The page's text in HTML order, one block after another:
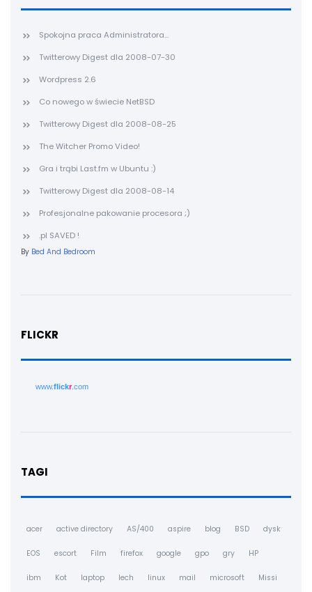
Spokojna praca Administratora...
Twitterowy Digest dla 2008-07-30
Wordpress 2.6
Co nowego w świecie NetBSD
Twitterowy Digest dla 2008-08-25
The Witcher Promo Video!
Gra i trąbi Last.fm w Ubuntu :)
Twitterowy Digest dla 2008-08-14
Profesjonalne pakowanie procesora ;)
.pl SAVED !
By Bed And Bedroom
FLICKR
www.flickr.com
TAGI
acer active directory AS/400 aspire blog BSD dysk
EOS escort Film firefox google gpo gry HP
ibm Kot laptop lech linux mail microsoft Missi